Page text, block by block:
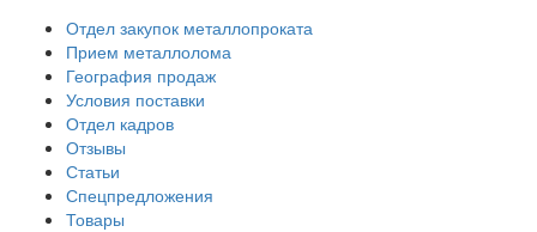
Отдел закупок металлопроката
Прием металлолома
География продаж
Условия поставки
Отдел кадров
Отзывы
Статьи
Спецпредложения
Товары